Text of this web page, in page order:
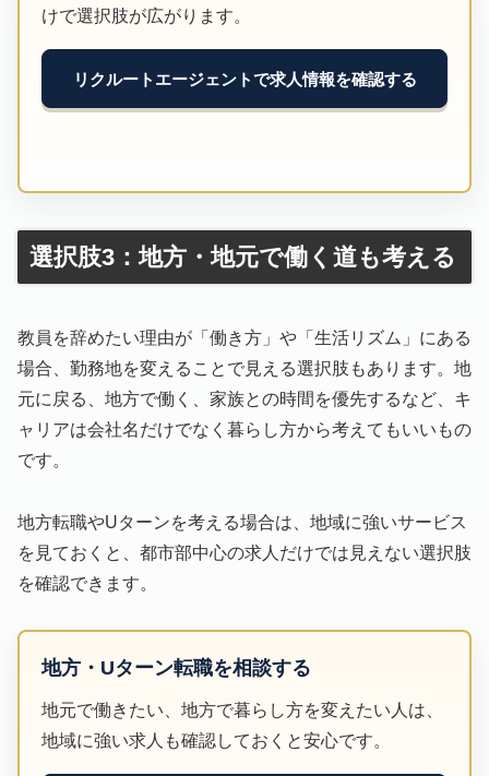
けで選択肢が広がります。
リクルートエージェントで求人情報を確認する
選択肢3：地方・地元で働く道も考える
教員を辞めたい理由が「働き方」や「生活リズム」にある
場合、勤務地を変えることで見える選択肢もあります。地
元に戻る、地方で働く、家族との時間を優先するなど、キ
ャリアは会社名だけでなく暮らし方から考えてもいいもの
です。
地方転職やUターンを考える場合は、地域に強いサービス
を見ておくと、都市部中心の求人だけでは見えない選択肢
を確認できます。
地方・Uターン転職を相談する
地元で働きたい、地方で暮らし方を変えたい人は、
地域に強い求人も確認しておくと安心です。